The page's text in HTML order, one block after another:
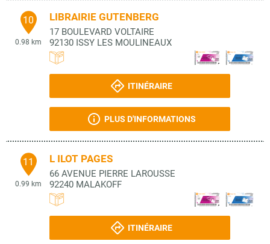
10
0.98 km
LIBRAIRIE GUTENBERG
17 BOULEVARD VOLTAIRE
92130 ISSY LES MOULINEAUX
ITINÉRAIRE
PLUS D'INFORMATIONS
11
0.99 km
L ILOT PAGES
66 AVENUE PIERRE LAROUSSE
92240 MALAKOFF
ITINÉRAIRE